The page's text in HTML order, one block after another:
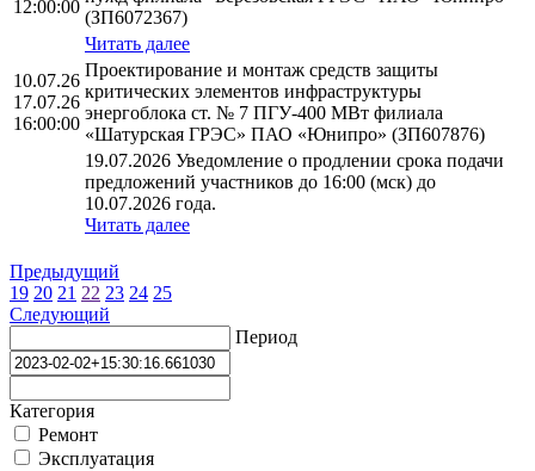
12:00:00
(ЗП6072367)
Читать далее
10.07.26
17.07.26
16:00:00
Проектирование и монтаж средств защиты
критических элементов инфраструктуры
энергоблока ст. № 7 ПГУ-400 МВт филиала
«Шатурская ГРЭС» ПАО «Юнипро» (ЗП607876)
19.07.2026 Уведомление о продлении срока подачи
предложений участников до 16:00 (мск) до
10.07.2026 года.
Читать далее
Предыдущий
19 20 21 22 23 24 25
Следующий
Период
Категория
Ремонт
Эксплуатация